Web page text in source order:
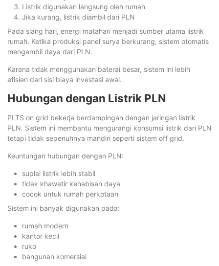
Listrik digunakan langsung oleh rumah
Jika kurang, listrik diambil dari PLN
Pada siang hari, energi matahari menjadi sumber utama listrik
rumah. Ketika produksi panel surya berkurang, sistem otomatis
mengambil daya dari PLN.
Karena tidak menggunakan baterai besar, sistem ini lebih
efisien dari sisi biaya investasi awal.
Hubungan dengan Listrik PLN
PLTS on grid bekerja berdampingan dengan jaringan listrik
PLN. Sistem ini membantu mengurangi konsumsi listrik dari PLN
tetapi tidak sepenuhnya mandiri seperti sistem off grid.
Keuntungan hubungan dengan PLN:
suplai listrik lebih stabil
tidak khawatir kehabisan daya
cocok untuk rumah perkotaan
Sistem ini banyak digunakan pada:
rumah modern
kantor kecil
ruko
bangunan komersial